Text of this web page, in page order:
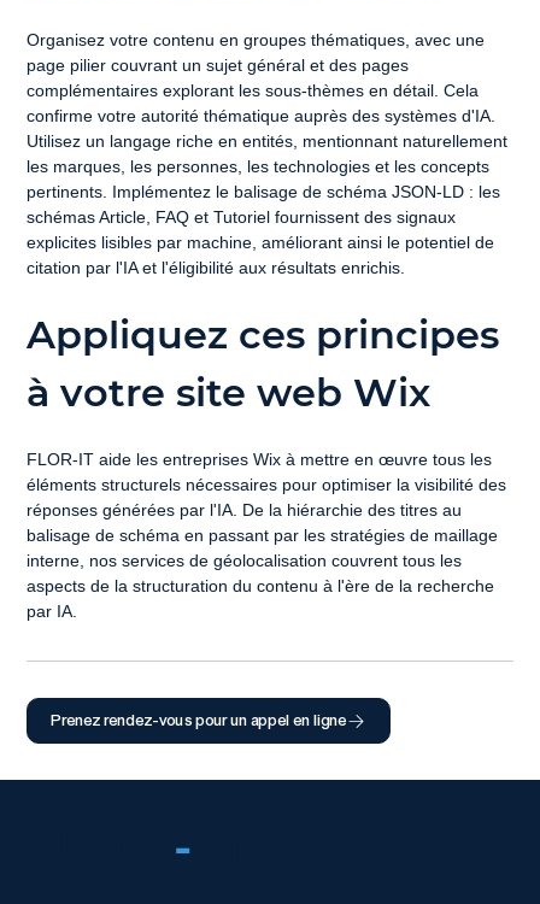
Organisez votre contenu en groupes thématiques, avec une
page pilier couvrant un sujet général et des pages
complémentaires explorant les sous-thèmes en détail. Cela
confirme votre autorité thématique auprès des systèmes d'IA.
Utilisez un langage riche en entités, mentionnant naturellement
les marques, les personnes, les technologies et les concepts
pertinents. Implémentez le balisage de schéma JSON-LD : les
schémas Article, FAQ et Tutoriel fournissent des signaux
explicites lisibles par machine, améliorant ainsi le potentiel de
citation par l'IA et l'éligibilité aux résultats enrichis.
Appliquez ces principes
à votre site web Wix
FLOR-IT aide les entreprises Wix à mettre en œuvre tous les
éléments structurels nécessaires pour optimiser la visibilité des
réponses générées par l'IA. De la hiérarchie des titres au
balisage de schéma en passant par les stratégies de maillage
interne, nos services de géolocalisation couvrent tous les
aspects de la structuration du contenu à l'ère de la recherche
par IA.
Prenez rendez-vous pour un appel en ligne
-